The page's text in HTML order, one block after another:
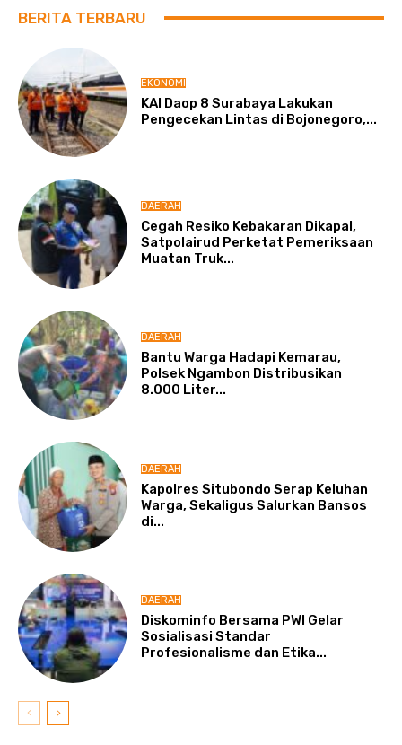
BERITA TERBARU
EKONOMI
KAI Daop 8 Surabaya Lakukan
Pengecekan Lintas di Bojonegoro,...
DAERAH
Cegah Resiko Kebakaran Dikapal,
Satpolairud Perketat Pemeriksaan
Muatan Truk...
DAERAH
Bantu Warga Hadapi Kemarau,
Polsek Ngambon Distribusikan
8.000 Liter...
DAERAH
Kapolres Situbondo Serap Keluhan
Warga, Sekaligus Salurkan Bansos
di...
DAERAH
Diskominfo Bersama PWI Gelar
Sosialisasi Standar
Profesionalisme dan Etika...